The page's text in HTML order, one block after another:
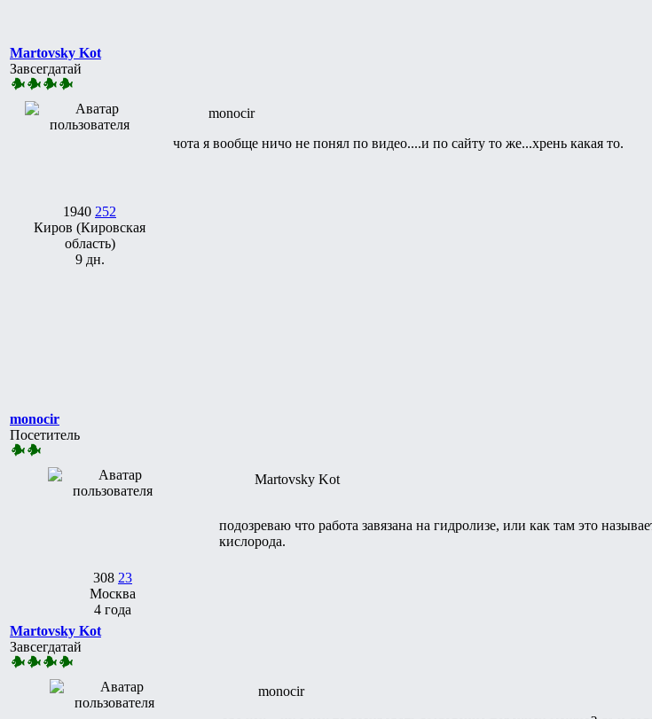
Martovsky Kot
Завсегдатай
1940 252
Киров (Кировская
область)
9 дн.
monocir
чота я вообще ничо не понял по видео....и по сайту то же...хрень какая то.
monocir
Посетитель
308 23
Москва
4 года
Martovsky Kot
подозреваю что работа завязана на гидролизе, или как там это
кислорода.
Martovsky Kot
Завсегдатай
monocir